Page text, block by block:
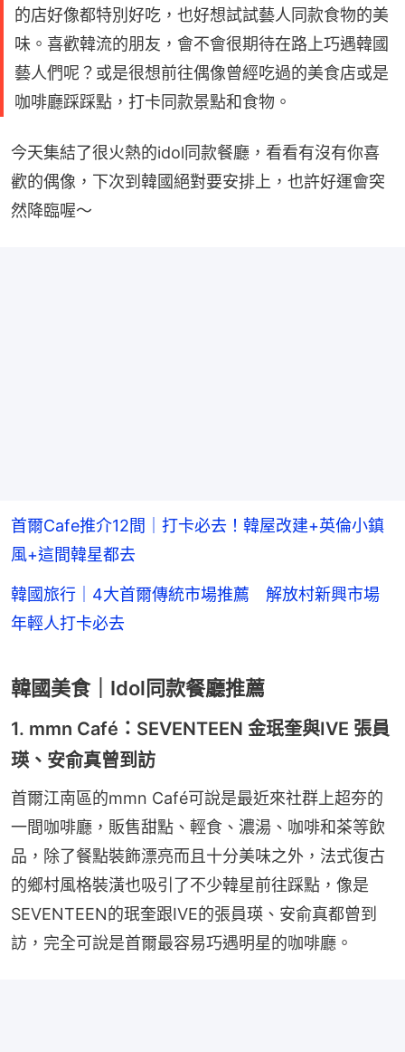
的店好像都特別好吃，也好想試試藝人同款食物的美
味。喜歡韓流的朋友，會不會很期待在路上巧遇韓國
藝人們呢？或是很想前往偶像曾經吃過的美食店或是
咖啡廳踩踩點，打卡同款景點和食物。
今天集結了很火熱的idol同款餐廳，看看有沒有你喜
歡的偶像，下次到韓國絕對要安排上，也許好運會突
然降臨喔～
首爾Cafe推介12間｜打卡必去！韓屋改建+英倫小鎮
風+這間韓星都去
韓國旅行｜4大首爾傳統市場推薦 解放村新興市場
年輕人打卡必去
韓國美食｜Idol同款餐廳推薦
1. mmn Café：SEVENTEEN 金珉奎與IVE 張員
瑛、安俞真曾到訪
首爾江南區的mmn Café可說是最近來社群上超夯的
一間咖啡廳，販售甜點、輕食、濃湯、咖啡和茶等飲
品，除了餐點裝飾漂亮而且十分美味之外，法式復古
的鄉村風格裝潢也吸引了不少韓星前往踩點，像是
SEVENTEEN的珉奎跟IVE的張員瑛、安俞真都曾到
訪，完全可說是首爾最容易巧遇明星的咖啡廳。